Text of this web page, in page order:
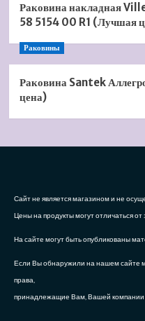
Раковина накладная
58 5154 00 R1 (Лучшая
Раковины
Раковина Santek
цена)
Сайт не является магазином и не
Цены на продукты могут отличаться от
На сайте могут быть опубликованы
Если Вы обнаружили на нашем сайте
права,
принадлежащие Вам, Вашей компании